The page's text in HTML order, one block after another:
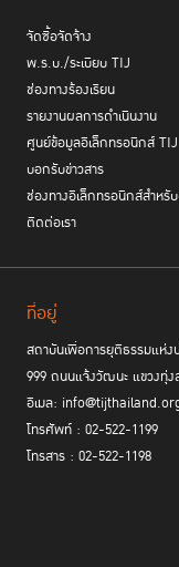
จัดซื้อจัดจ้าง
พ.ร.บ./ระเบียบ TIJ
ช่องทางร้องเรียน
รายงานผลการดำเนินงาน
ศูนย์ข้อมูลอิเล็กทรอนิกส์ TIJ
บอกรับข่าวสาร
ช่องทางอิเล็กทรอนิกส์สำห
ติดต่อเรา
ที่อยู่
สถาบันเพื่อการยุติธรรมแห่ง
999 ถนนแจ้งวัฒนะ แขวงทุ่
อีเมล:
โทรศัพท์ : 02-522-1199
โทรสาร : 02-522-1198